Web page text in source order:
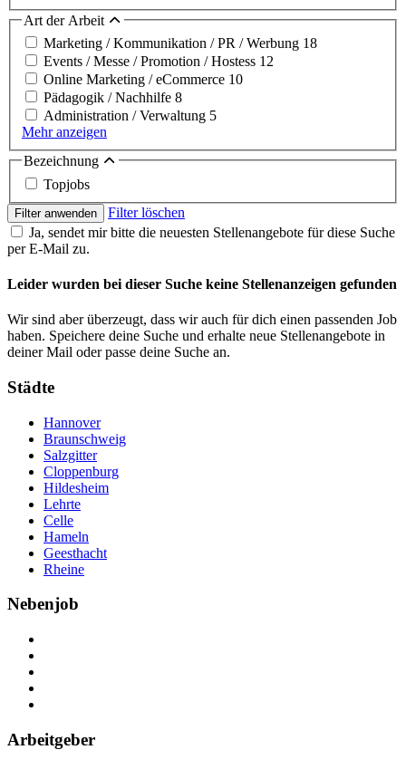
Art der Arbeit
Marketing / Kommunikation / PR / Werbung 18
Events / Messe / Promotion / Hostess 12
Online Marketing / eCommerce 10
Pädagogik / Nachhilfe 8
Administration / Verwaltung 5
Mehr anzeigen
Bezeichnung
Topjobs
Filter anwenden
Filter löschen
Ja, sendet mir bitte die neuesten Stellenangebote für diese Suche
per E-Mail zu.
Leider wurden bei dieser Suche keine Stellenanzeigen gefunden
Wir sind aber überzeugt, dass wir auch für dich einen passenden Job
haben. Speichere deine Suche und erhalte neue Stellenangebote in
deiner Mail oder passe deine Suche an.
Städte
Hannover
Braunschweig
Salzgitter
Cloppenburg
Hildesheim
Lehrte
Celle
Hameln
Geesthacht
Rheine
Nebenjob
Arbeitgeber